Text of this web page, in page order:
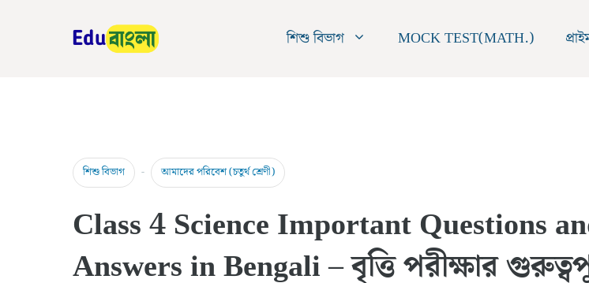
শিশু বিভাগ MOCK TEST(MATH.)
শিশু বিভাগ - আমাদের পরিবেশ (চতুর্থ শ্রেণী)
Class 4 Science Important Questions
Answers in Bengali – বৃত্তি পরীক্ষার